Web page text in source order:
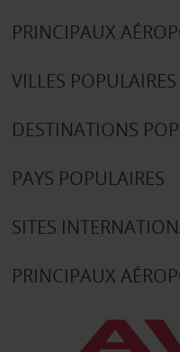
PRINCIPAUX
VILLES
DESTINATIONS
PAYS POPULAIRES
SITES
PRINCIPAUX